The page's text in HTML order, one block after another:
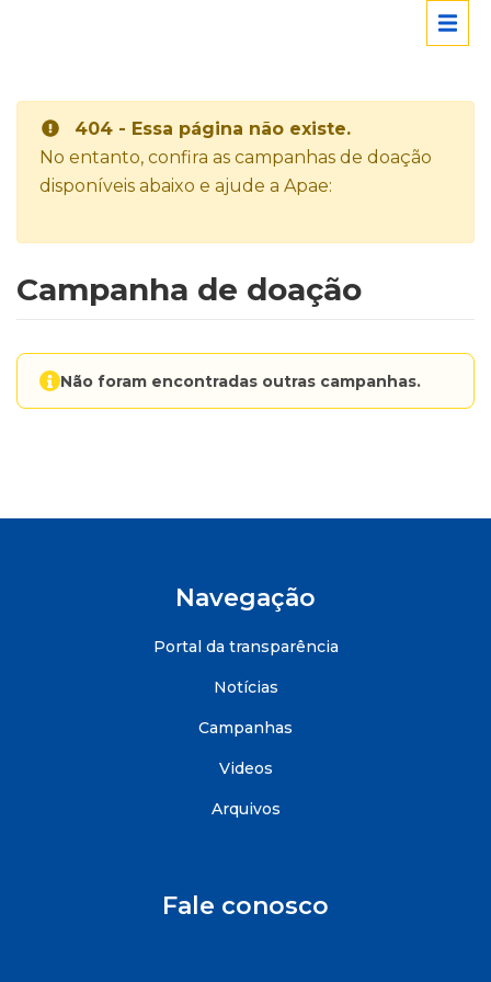
404 - Essa página não existe.
No entanto, confira as campanhas de doação
disponíveis abaixo e ajude a Apae:
Campanha de doação
Não foram encontradas outras campanhas.
Navegação
Portal da transparência
Notícias
Campanhas
Videos
Arquivos
Fale conosco